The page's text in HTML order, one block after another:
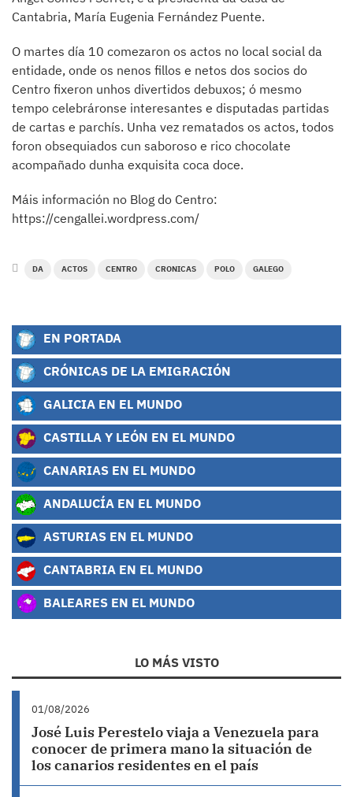
Cantabria, María Eugenia Fernández Puente.
O martes día 10 comezaron os actos no local social da
entidade, onde os nenos fillos e netos dos socios do
Centro fixeron unhos divertidos debuxos; ó mesmo
tempo celebráronse interesantes e disputadas partidas
de cartas e parchís. Unha vez rematados os actos, todos
foron obsequiados cun saboroso e rico chocolate
acompañado dunha exquisita coca doce.
Máis información no Blog do Centro:
https://cengallei.wordpress.com/
DA ACTOS CENTRO CRONICAS POLO GALEGO
EN PORTADA
CRÓNICAS DE LA EMIGRACIÓN
GALICIA EN EL MUNDO
CASTILLA Y LEÓN EN EL MUNDO
CANARIAS EN EL MUNDO
ANDALUCÍA EN EL MUNDO
ASTURIAS EN EL MUNDO
CANTABRIA EN EL MUNDO
BALEARES EN EL MUNDO
LO MÁS VISTO
01/08/2026
José Luis Perestelo viaja a Venezuela para
conocer de primera mano la situación de
los canarios residentes en el país